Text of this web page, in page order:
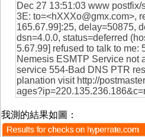
Dec 27 13:51:03 www
3E: to=<hXXXo@gmx.com>,
165.67.99]:25, delay=50875,
dsn=4.0.0, status=deferred
5.67.99] refused to talk to me:
Nemesis ESMTP Service not
service 554-Bad DNS PTR
planation visit http://
我測的結果如圖：